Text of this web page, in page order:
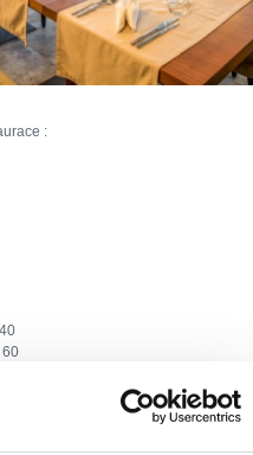
:
40
60